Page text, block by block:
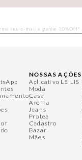
NOSSAS AÇÕES
Aplicativo LE LIS
Moda
Casa
Aroma
Jeans
Protea
Cadastro
Bazar
Mães